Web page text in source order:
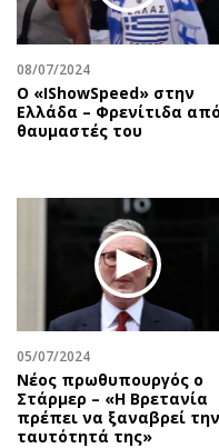
08/07/2024
Ο «IShowSpeed» στην
Ελλάδα – Φρενίτιδα από
θαυμαστές του
05/07/2024
Νέος πρωθυπουργός ο
Στάρμερ – «Η Βρετανία
πρέπει να ξαναβρεί την
ταυτότητά της»